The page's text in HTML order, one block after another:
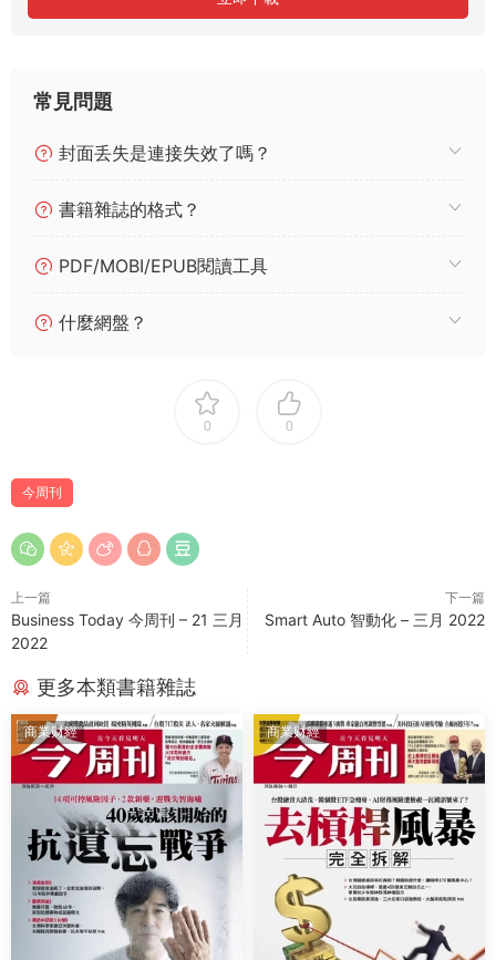
常見問題
封面丢失是連接失效了嗎？
書籍雜誌的格式？
PDF/MOBI/EPUB閱讀工具
什麼網盤？
0 0
今周刊
上一篇
Business Today 今周刊 – 21 三月
2022
下一篇
Smart Auto 智動化 – 三月 2022
更多本類書籍雜誌
商業财經 商業财經